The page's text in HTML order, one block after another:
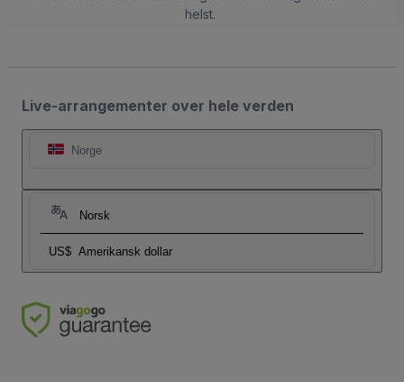
helst.
Live-arrangementer over hele verden
Norge
Norsk
US$ Amerikansk dollar